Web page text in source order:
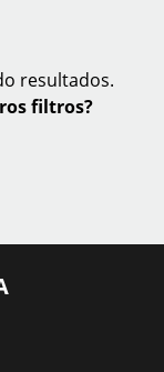
resultados.
filtros?